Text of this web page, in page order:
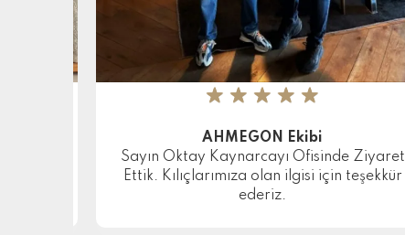
★ ★ ★ ★ ★
AHMEGON Ekibi
Sayın Oktay Kaynarcayı Ofisinde Ziyaret
Ettik. Kılıçlarımıza olan ilgisi için teşekkür
ederiz.